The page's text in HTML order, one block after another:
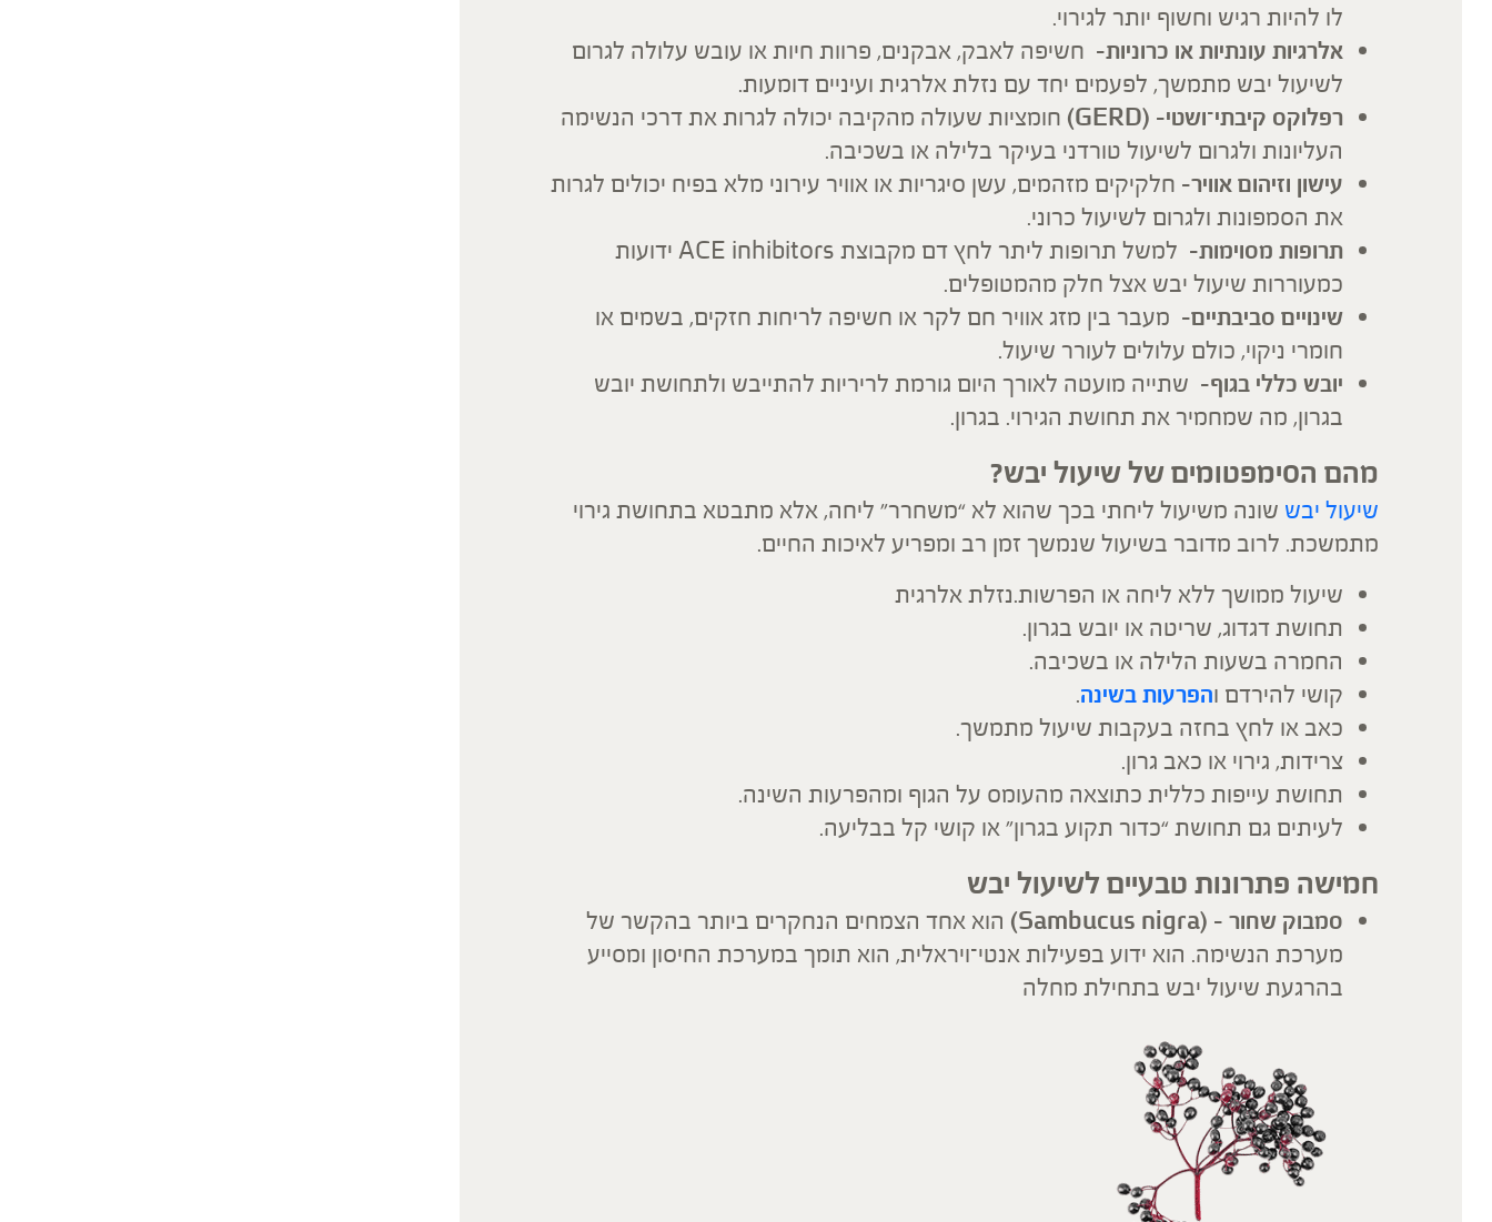
לו להיות רגיש וחשוף יותר לגירוי.
אלרגיות עונתיות או כרוניות- חשיפה לאבק, אבקנים, פרוות חיות או עובש עלולה לגרום
לשיעול יבש מתמשך, לפעמים יחד עם נזלת אלרגית ועיניים דומעות.
רפלוקס קיבתי־ושטי- (GERD)
חומציות שעולה מהקיבה יכולה לגרות את דרכי הנשימה
העליונות ולגרום לשיעול טורדני בעיקר בלילה או בשכיבה.
עישון וזיהום אוויר– חלקיקים מזהמים, עשן סיגריות או אוויר עירוני מלא בפיח יכולים לגרות
את הסמפונות ולגרום לשיעול כרוני.
תרופות מסוימות
– למשל תרופות ליתר לחץ דם מקבוצת ACE inhibitors ידועות
כמעוררות שיעול יבש אצל חלק מהמטופלים.
שינויים סביבתיים– מעבר בין מזג אוויר חם לקר או חשיפה לריחות חזקים, בשמים או
חומרי ניקוי, כולם עלולים לעורר שיעול.
יובש כללי בגוף– שתייה מועטה לאורך היום גורמת לריריות להתייבש ולתחושת יובש
בגרון, מה שמחמיר את תחושת הגירוי. בגרון.
מהם הסימפטומים של שיעול יבש?
שיעול יבש שונה משיעול ליחתי בכך שהוא לא “משחרר” ליחה, אלא מתבטא בתחושת גירוי
מתמשכת. לרוב מדובר בשיעול שנמשך זמן רב ומפריע לאיכות החיים.
שיעול ממושך ללא ליחה או הפרשות.נזלת אלרגית
תחושת דגדוג, שריטה או יובש בגרון.
החמרה בשעות הלילה או בשכיבה.
קושי להירדם והפרעות בשינה.
כאב או לחץ בחזה בעקבות שיעול מתמשך.
צרידות, גירוי או כאב גרון.
תחושת עייפות כללית כתוצאה מהעומס על הגוף ומהפרעות השינה.
לעיתים גם תחושת “כדור תקוע בגרון” או קושי קל בבליעה.
חמישה פתרונות טבעיים לשיעול יבש
סמבוק שחור – (Sambucus nigra)
הוא אחד הצמחים הנחקרים ביותר בהקשר של
מערכת הנשימה. הוא ידוע בפעילות אנטי־ויראלית, הוא תומך במערכת החיסון ומסייע
בהרגעת שיעול יבש בתחילת מחלה